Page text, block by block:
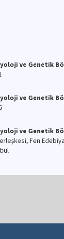
ve Genetik
ve Genetik
ve Genetik
Fen